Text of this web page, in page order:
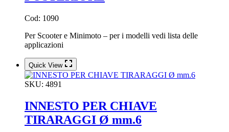
Cod: 1090
Per Scooter e Minimoto – per i modelli vedi lista delle
applicazioni
Quick View
SKU: 4891
INNESTO PER CHIAVE
TIRARAGGI Ø mm.6